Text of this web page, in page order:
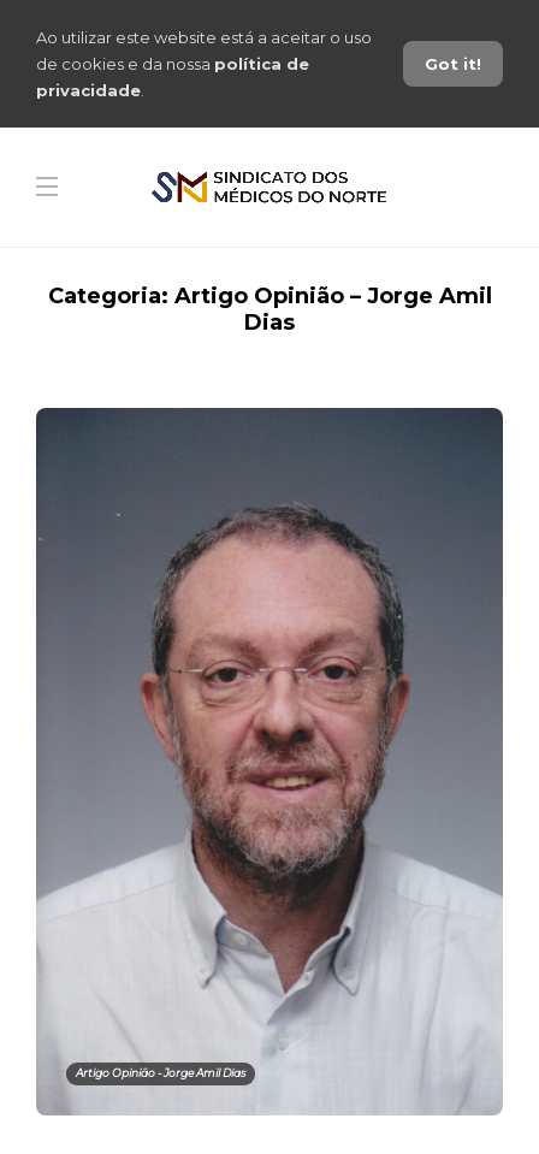
Ao utilizar este website está a aceitar o uso
de cookies e da nossa política de
privacidade
Got it!
Categoria: Artigo Opinião – Jorge Amil
Dias
Artigo Opinião - Jorge Amil Dias